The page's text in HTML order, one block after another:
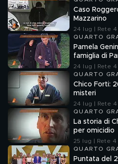
Caso
Mazzarino
24 lug | Rete 4
QUARTO
Pamela
famiglia di
24 lug | Rete 4
QUARTO
Chico Forti:
misteri
24 lug | Rete 4
QUARTO
La storia di
per omicidio
25 lug | Rete 4
QUARTO
Puntata del